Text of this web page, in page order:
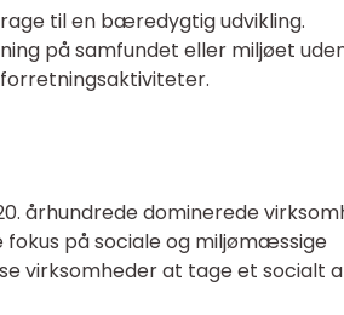
til en bæredygtig udvikling.
på samfundet eller miljøet
århundrede dominerede
på sociale og miljømæssige
virksomheder at tage et socialt